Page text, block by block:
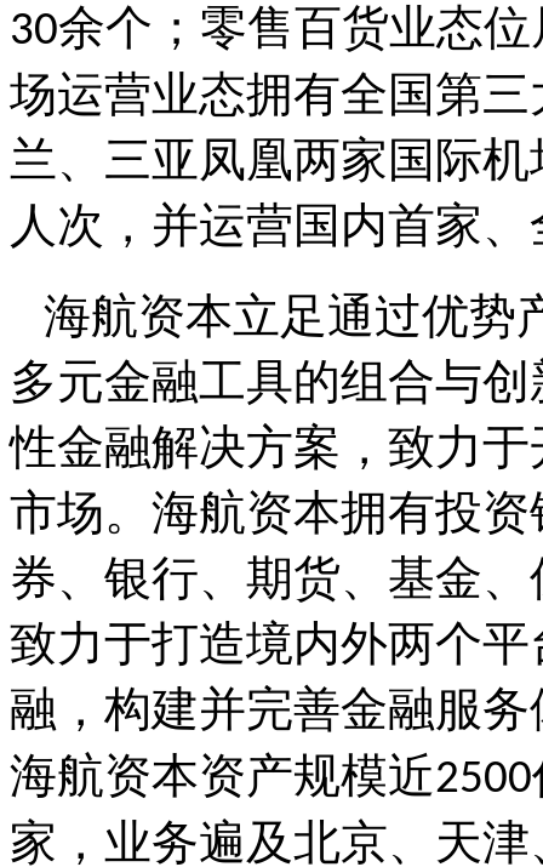
30余个；零售百货业态
场运营业态拥有全国第
兰、三亚凤凰两家国际
人次，并运营国内首家
海航资本立足通过优势
多元金融工具的组合与
性金融解决方案，致力
市场。海航资本拥有投
券、银行、期货、基金
致力于打造境内外两个
融，构建并完善金融服务
海航资本资产规模近2500
家，业务遍及北京、天